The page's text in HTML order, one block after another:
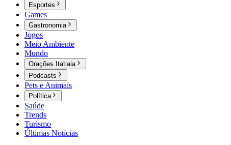
Esportes
Games
Gastronomia
Jogos
Meio Ambiente
Mundo
Orações Itatiaia
Podcasts
Pets e Animais
Política
Saúde
Trends
Turismo
Últimas Notícias